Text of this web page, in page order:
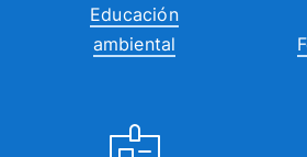
Educación
ambiental